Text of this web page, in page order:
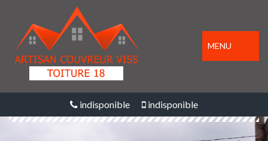
MENU
indisponible indisponible